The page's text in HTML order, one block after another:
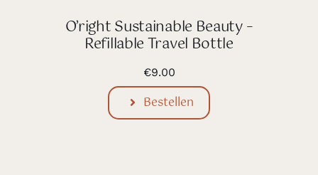
O’right Sustainable Beauty –
Refillable Travel Bottle
€9.00
Bestellen